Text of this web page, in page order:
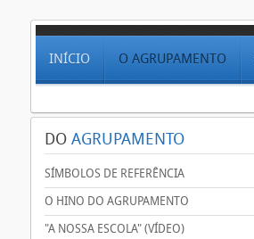
INÍCIO O AGRUPAMENTO
DO AGRUPAMENTO
SÍMBOLOS DE REFERÊNCIA
O HINO DO AGRUPAMENTO
"A NOSSA ESCOLA" (VÍDEO)